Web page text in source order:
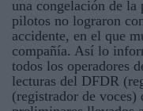
una congelación de la
pilotos no lograron
accidente, en el que
compañía. Así lo
todos los operadores
lecturas del DFDR
(registrador de